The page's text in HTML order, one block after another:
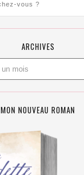
ARCHIVES
MON NOUVEAU ROMAN